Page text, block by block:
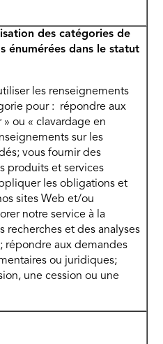
des catégories de
énumérées dans le statut
les renseignements
pour : répondre aux
ou « clavardage en
sur les
vous fournir des
produits et services
les obligations et
sites Web et/ou
notre service à la
recherches et des analyses
répondre aux demandes
ou juridiques;
une cession ou une